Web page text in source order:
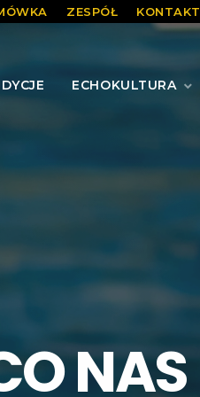
ZESPÓŁ KONTAKT
ECHOKULTURA
NAS